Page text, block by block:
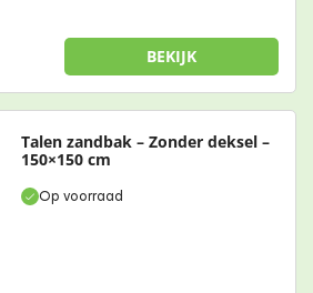
BEKIJK
Op voorraad
Talen zandbak – Zonder deksel –
150×150 cm